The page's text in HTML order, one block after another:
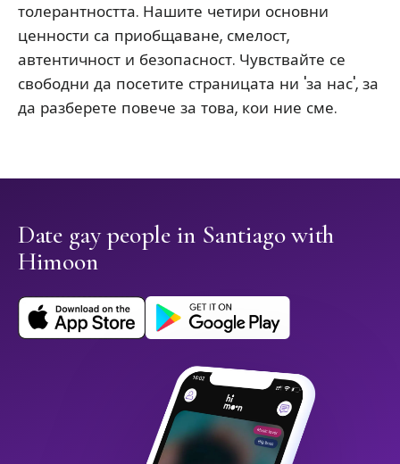
толерантността. Нашите четири основни
ценности са приобщаване, смелост,
автентичност и безопасност. Чувствайте се
свободни да посетите страницата ни 'за нас', за
да разберете повече за това, кои ние сме.
Date gay people in Santiago with
Himoon